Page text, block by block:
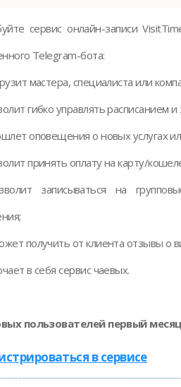
сервис онлайн-записи
Telegram-бота:
мастера, специалиста или
гибко управлять расписанием и
оповещения о новых услугах
принять оплату на карту/
записываться на
получить от клиента отзывы о
в себя сервис чаевых.
пользователей первый
в сервисе